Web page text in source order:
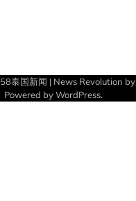
58泰国新闻 | News Revolution by
Powered byWordPress.